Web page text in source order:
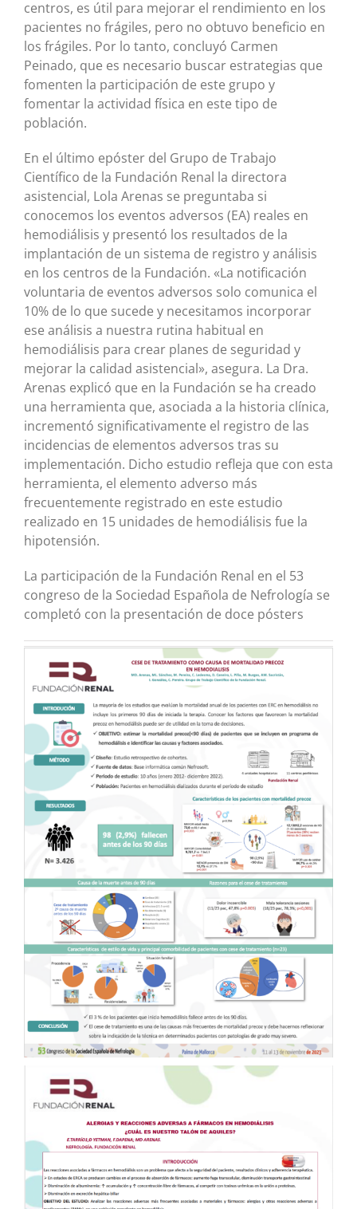
centros, es útil para mejorar el rendimiento en los
pacientes no frágiles, pero no obtuvo beneficio en
los frágiles. Por lo tanto, concluyó Carmen
Peinado, que es necesario buscar estrategias que
fomenten la participación de este grupo y
fomentar la actividad física en este tipo de
población.
En el último epóster del Grupo de Trabajo
Científico de la Fundación Renal la directora
asistencial, Lola Arenas se preguntaba si
conocemos los eventos adversos (EA) reales en
hemodiálisis y presentó los resultados de la
implantación de un sistema de registro y análisis
en los centros de la Fundación. «La notificación
voluntaria de eventos adversos solo comunica el
10% de lo que sucede y necesitamos incorporar
ese análisis a nuestra rutina habitual en
hemodiálisis para crear planes de seguridad y
mejorar la calidad asistencial», asegura. La Dra.
Arenas explicó que en la Fundación se ha creado
una herramienta que, asociada a la historia clínica,
incrementó significativamente el registro de las
incidencias de elementos adversos tras su
implementación. Dicho estudio refleja que con esta
herramienta, el elemento adverso más
frecuentemente registrado en este estudio
realizado en 15 unidades de hemodiálisis fue la
hipotensión.
La participación de la Fundación Renal en el 53
congreso de la Sociedad Española de Nefrología se
completó con la presentación de doce pósters